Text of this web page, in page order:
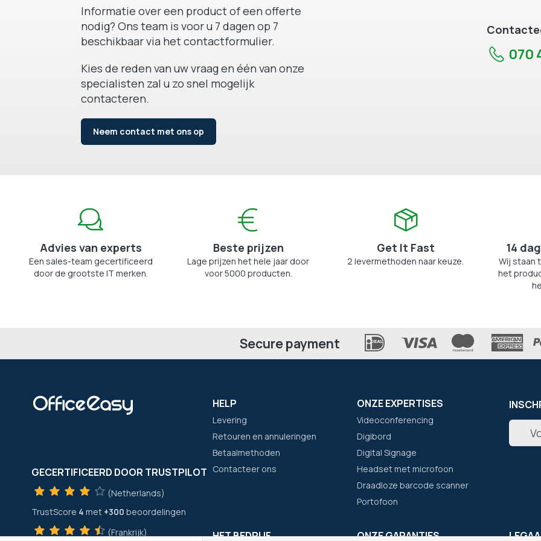
Informatie over een product of een offerte
nodig? Ons team is voor u 7 dagen op 7
beschikbaar via het contactformulier.
Kies de reden van uw vraag en één van onze
specialisten zal u zo snel mogelijk
contacteren.
Neem contact met ons op
070
Advies van experts
Een sales-team gecertificeerd
door de grootste IT merken.
Beste prijzen
Lage prijzen het hele jaar door
voor 5000 producten.
Get It Fast
2 levermethoden naar keuze.
14
Wij staan
het
Secure payment
GECERTIFICEERD DOOR TRUSTPILOT
(Netherlands)
TrustScore 4 met +300 beoordelingen
(Frankrijk)
HELP
Levering
Retouren en annuleringen
Betaalmethoden
Contacteer ons
ONZE EXPERTISES
Videoconferencing
Digibord
Digital Signage
Headset met microfoon
Draadloze barcode scanner
Portofoon
HET BEDRIJF
op
ONZE GARANTIES